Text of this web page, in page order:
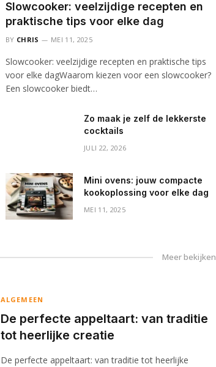
Slowcooker: veelzijdige recepten en
praktische tips voor elke dag
BY CHRIS MEI 11, 2025
Slowcooker: veelzijdige recepten en praktische tips
voor elke dagWaarom kiezen voor een slowcooker?
Een slowcooker biedt…
Zo maak je zelf de lekkerste
cocktails
JULI 22, 2026
Mini ovens: jouw compacte
kookoplossing voor elke dag
MEI 11, 2025
Meer bekijken
ALGEMEEN
De perfecte appeltaart: van traditie
tot heerlijke creatie
De perfecte appeltaart: van traditie tot heerlijke